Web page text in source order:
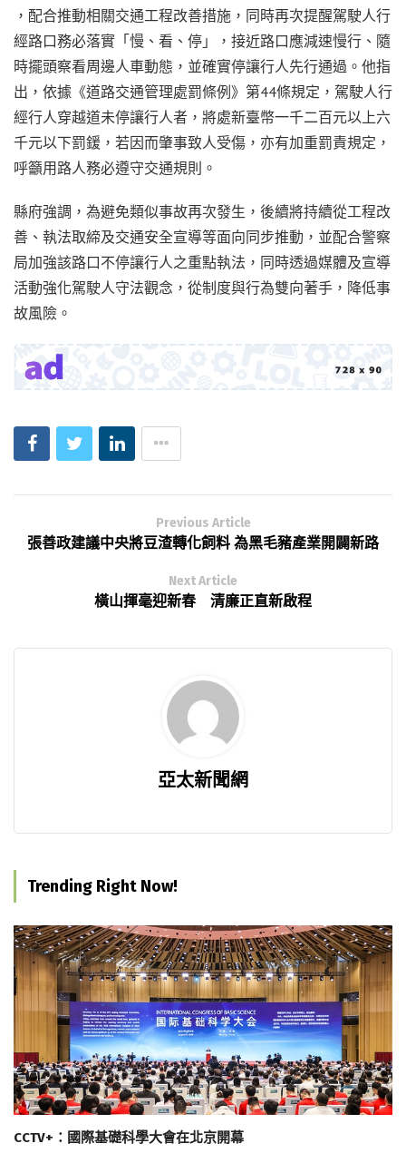
，配合推動相關交通工程改善措施，同時再次提醒駕駛人行
經路口務必落實「慢、看、停」，接近路口應減速慢行、隨
時擺頭察看周邊人車動態，並確實停讓行人先行通過。他指
出，依據《道路交通管理處罰條例》第44條規定，駕駛人行
經行人穿越道未停讓行人者，將處新臺幣一千二百元以上六
千元以下罰鍰，若因而肇事致人受傷，亦有加重罰責規定，
呼籲用路人務必遵守交通規則。
縣府強調，為避免類似事故再次發生，後續將持續從工程改
善、執法取締及交通安全宣導等面向同步推動，並配合警察
局加強該路口不停讓行人之重點執法，同時透過媒體及宣導
活動強化駕駛人守法觀念，從制度與行為雙向著手，降低事
故風險。
Previous Article
張善政建議中央將豆渣轉化飼料 為黑毛豬產業開闢新路
Next Article
橫山揮毫迎新春 清廉正直新啟程
亞太新聞網
Trending Right Now!
CCTV+：國際基礎科學大會在北京開幕